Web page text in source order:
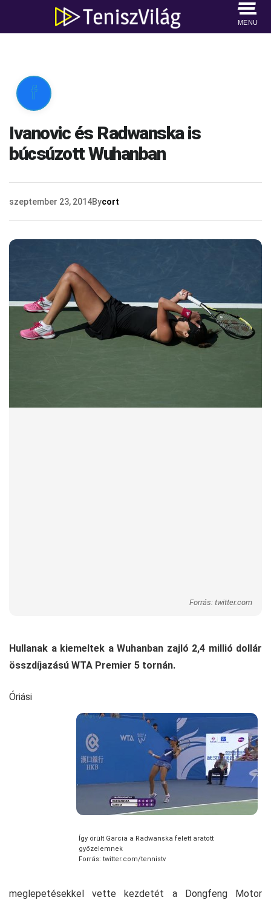
MENU

Ivanovic és Radwanska is
búcsúzott Wuhanban
szeptember 23, 2014Bycort
Forrás: twitter.com
Hullanak a kiemeltek a Wuhanban zajló 2,4 millió dollár
összdíjazású WTA Premier 5 tornán.
Így örült Garcia a Radwanska felett aratott
győzelemnek
Forrás: twitter.com/tennistv
Óriási
meglepetésekkel vette kezdetét a Dongfeng Motor